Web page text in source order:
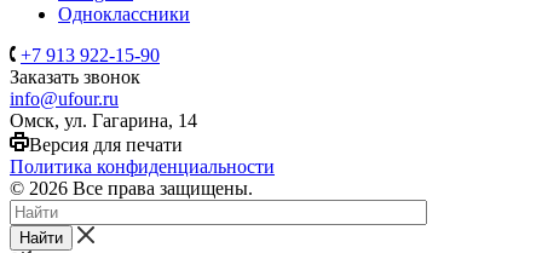
Одноклассники
+7 913 922-15-90
Заказать звонок
info@ufour.ru
Омск, ул. Гагарина, 14
Версия для печати
Политика конфиденциальности
© 2026 Все права защищены.
Найти